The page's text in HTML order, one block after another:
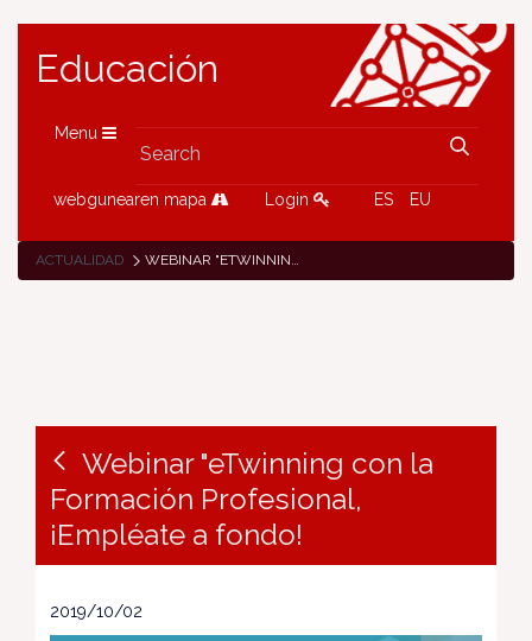
Educación
Menu
webgunearen mapa Login ES EU
ACTUALIDAD WEBINAR "ETWINNING CON LA FORMACIÓN PROFESIONAL, ¡EMPLÉATE A FONDO!
Webinar "eTwinning con la
Formación Profesional,
¡Empléate a fondo!
2019/10/02